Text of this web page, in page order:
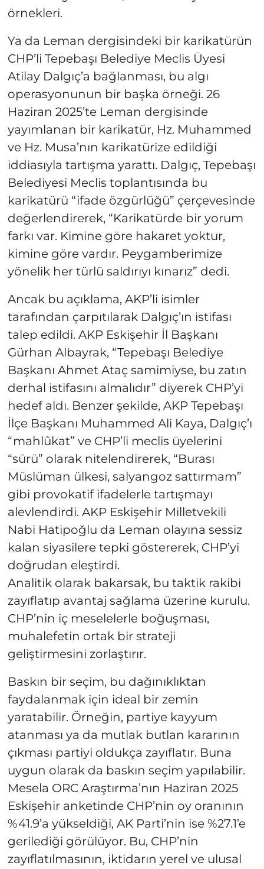
örnekleri.
Ya da Leman dergisindeki bir karikatürün
CHP’li Tepebaşı Belediye Meclis Üyesi
Atilay Dalgıç’a bağlanması, bu algı
operasyonunun bir başka örneği. 26
Haziran 2025’te Leman dergisinde
yayımlanan bir karikatür, Hz. Muhammed
ve Hz. Musa’nın karikatürize edildiği
iddiasıyla tartışma yarattı. Dalgıç, Tepebaşı
Belediyesi Meclis toplantısında bu
karikatürü “ifade özgürlüğü” çerçevesinde
değerlendirerek, “Karikatürde bir yorum
farkı var. Kimine göre hakaret yoktur,
kimine göre vardır. Peygamberimize
yönelik her türlü saldırıyı kınarız” dedi.
Ancak bu açıklama, AKP’li isimler
tarafından çarpıtılarak Dalgıç’ın istifası
talep edildi. AKP Eskişehir İl Başkanı
Gürhan Albayrak, “Tepebaşı Belediye
Başkanı Ahmet Ataç samimiyse, bu zatın
derhal istifasını almalıdır” diyerek CHP’yi
hedef aldı. Benzer şekilde, AKP Tepebaşı
İlçe Başkanı Muhammed Ali Kaya, Dalgıç’ı
“mahlûkat” ve CHP’li meclis üyelerini
“sürü” olarak nitelendirerek, “Burası
Müslüman ülkesi, salyangoz sattırmam”
gibi provokatif ifadelerle tartışmayı
alevlendirdi. AKP Eskişehir Milletvekili
Nabi Hatipoğlu da Leman olayına sessiz
kalan siyasilere tepki göstererek, CHP’yi
doğrudan eleştirdi.
Analitik olarak bakarsak, bu taktik rakibi
zayıflatıp avantaj sağlama üzerine kurulu.
CHP’nin iç meselelerle boğuşması,
muhalefetin ortak bir strateji
geliştirmesini zorlaştırır.
Baskın bir seçim, bu dağınıklıktan
faydalanmak için ideal bir zemin
yaratabilir. Örneğin, partiye kayyum
atanması ya da mutlak butlan kararının
çıkması partiyi oldukça zayıflatır. Buna
uygun olarak da baskın seçim yapılabilir.
Mesela ORC Araştırma’nın Haziran 2025
Eskişehir anketinde CHP’nin oy oranının
%41.9’a yükseldiği, AK Parti’nin ise %27.1’e
gerilediği görülüyor. Bu, CHP’nin
zayıflatılmasının, iktidarın yerel ve ulusal